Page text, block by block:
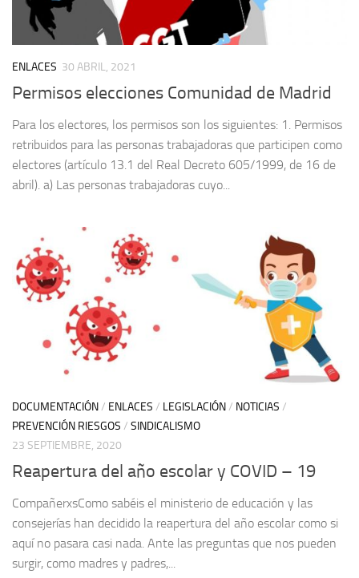
ENLACES 30 ABRIL, 2021
Permisos elecciones Comunidad de Madrid
Para los electores, los permisos son los siguientes: 1. Permisos
retribuidos para las personas trabajadoras que participen como
electores (artículo 13.1 del Real Decreto 605/1999, de 16 de
abril). a) Las personas trabajadoras cuyo...
DOCUMENTACIÓN/ ENLACES / LEGISLACIÓN/ NOTICIAS /
PREVENCIÓN RIESGOS / SINDICALISMO
23 SEPTIEMBRE, 2020
Reapertura del año escolar y COVID – 19
CompañerxsComo sabéis el ministerio de educación y las
consejerías han decidido la reapertura del año escolar como si
aquí no pasara casi nada. Ante las preguntas que nos pueden
surgir, como madres y padres,...